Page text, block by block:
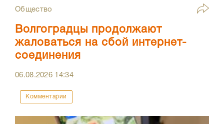
Общество
Волгоградцы продолжают
жаловаться на сбой интернет-
соединения
06.08.2026 14:34
Комментарии